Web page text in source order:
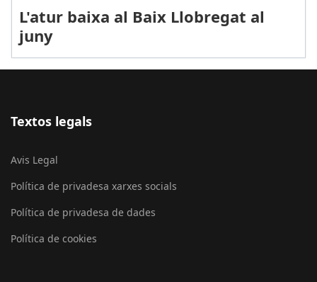
L'atur baixa al Baix Llobregat al
juny
Textos legals
Avis Legal
Política de privadesa xarxes socials
Política de privadesa de dades
Política de cookies